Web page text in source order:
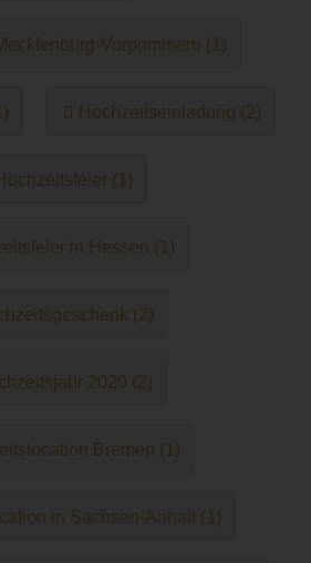
Vorpommern (1)
Hochzeitseinladung (2)
(1)
in Hessen (1)
(2)
2020 (2)
Bremen (1)
in Sachsen-Anhalt (1)